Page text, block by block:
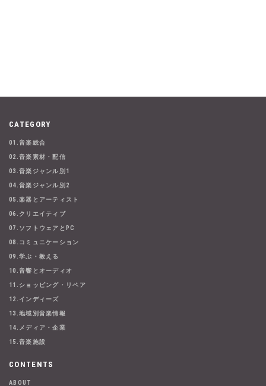
CATEGORY
01.音楽総合
02.音楽素材・配信
03.音楽ジャンル別1
04.音楽ジャンル別2
05.楽器とアーティスト
06.クリエイティブ
07.ソフトウェアとPC
08.コミュニケーション
09.学ぶ・教える
10.音響とオーディオ
11.ショッピング・リペア
12.インディーズ
13.地域別音楽情報
14.メディア・企業
15.音楽施設
CONTENTS
ABOUT